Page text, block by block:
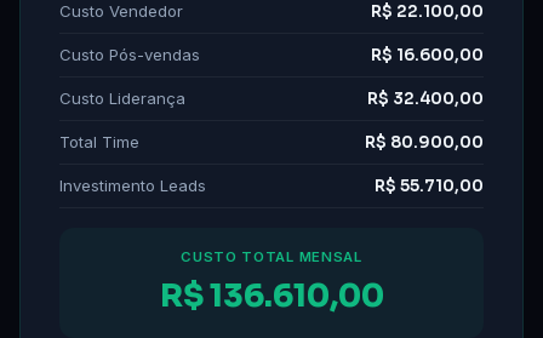
Custo Vendedor R$ 22.100,00
Custo Pós-vendas R$ 16.600,00
Custo Liderança R$ 32.400,00
Total Time R$ 80.900,00
Investimento Leads R$ 55.710,00
CUSTO TOTAL MENSAL
R$ 136.610,00